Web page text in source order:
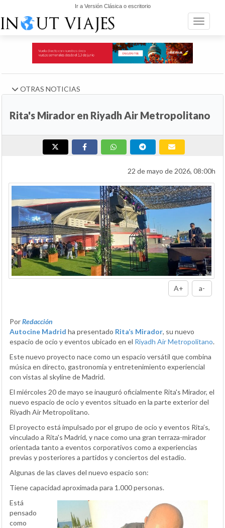
Ir a Versión Clásica o escritorio
Toggle
OTRAS NOTICIAS
Rita's Mirador en Riyadh Air Metropolitano
22 de mayo de 2026, 08:00h
A+ a-
PorRedacción
Autocine Madrid ha presentado Rita’s Mirador, su nuevo
espacio de ocio y eventos ubicado en el Riyadh Air Metropolitano.
Este nuevo proyecto nace como un espacio versátil que combina
música en directo, gastronomía y entretenimiento experiencial
con vistas al skyline de Madrid.
El miércoles 20 de mayo se inauguró oficialmente Rita's Mirador, el
nuevo espacio de ocio y eventos situado en la parte exterior del
Riyadh Air Metropolitano.
El proyecto está impulsado por el grupo de ocio y eventos Rita’s,
vinculado a Rita's Madrid, y nace como una gran terraza-mirador
orientada tanto a eventos corporativos como a experiencias
previas y posteriores a partidos y conciertos del estadio.
Algunas de las claves del nuevo espacio son:
Tiene capacidad aproximada para 1.000 personas.
Está
pensado
como